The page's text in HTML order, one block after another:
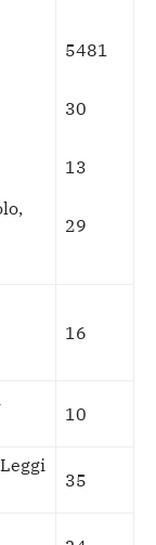
5481
30
13
29
16
10
35